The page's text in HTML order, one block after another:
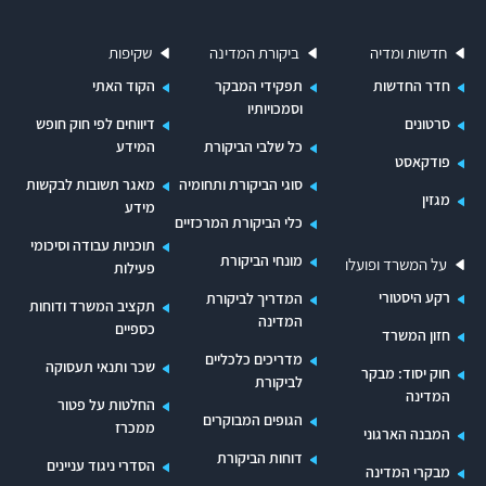
שהתמקדו בעיקר בדאגה להגנה על בריאותם של
הצרכנים - האדם ובעלי החיים. על כן נדרשו שינויים
בחקיקה המסדירה את הפיקוח על המספוא בישראל.
במשך תקופה ארוכה דנו במשרד החקלאות
באפשרות להחליף את צו הפיקוח בחקיקה חדשה.
ואכן, במהלך הדיונים בנושא הוחלט לחוקק חוק חדש
לפיקוח על מזון לבעלי חיים, ועל השירותים להגנת
הצומח הוטל להכין הצעה לחוק זה. אולם הבדיקה
העלתה כי אף על פי שהטיפול בנושא החל כבר בשנת
2002, ואף על פי שממועד זה ועד מועד סיום
הביקורת, אוגוסט 2008, חלפו שש שנים, הוא לא
הסתיים. משום כך הפיקוח על המספוא בישראל אינו
מוסדר בחוק מעודכן (כפי שיפורט גם להלן).
2. היעדר פיקוח על מרכזי מזון: מרכזי מזון לבעלי
חדשות ומדיה
חדר החדשות
סרטונים
פודקאסט
מגזין
על המשרד ופועלו
רקע היסטורי
חזון המשרד
חוק יסוד: מבקר
המדינה
המבנה הארגוני
מבקרי המדינה
ביקורת המדינה
תפקידי המבקר
וסמכויותיו
כל שלבי הביקורת
סוגי הביקורת ותחומיה
כלי הביקורת המרכזיים
מונחי הביקורת
המדריך לביקורת
המדינה
מדריכים כלכליים
לביקורת
הגופים המבוקרים
דוחות הביקורת
שקיפות
הקוד האתי
דיווחים לפי חוק חופש
המידע
מאגר תשובות לבקשות
מידע
תוכניות עבודה וסיכומי
פעילות
תקציב המשרד ודוחות
כספיים
שכר ותנאי תעסוקה
החלטות על פטור
ממכרז
הסדרי ניגוד עניינים